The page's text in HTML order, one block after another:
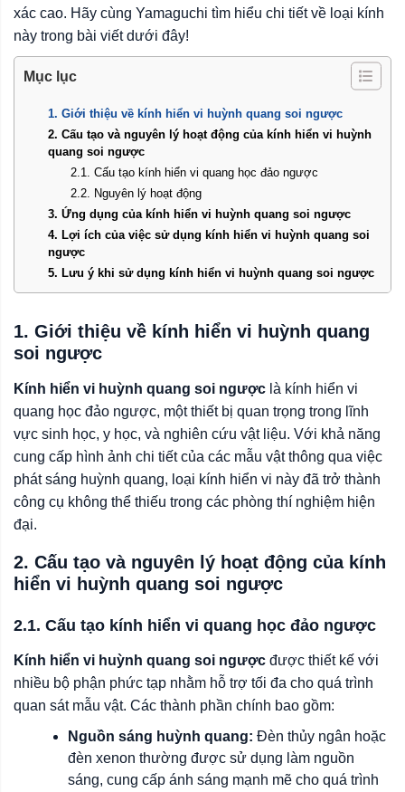
xác cao. Hãy cùng Yamaguchi tìm hiểu chi tiết về loại kính
này trong bài viết dưới đây!
Mục lục
1. Giới thiệu về kính hiển vi huỳnh quang soi ngược
2. Cấu tạo và nguyên lý hoạt động của kính hiển vi huỳnh
quang soi ngược
2.1. Cấu tạo kính hiển vi quang học đảo ngược
2.2. Nguyên lý hoạt động
3. Ứng dụng của kính hiển vi huỳnh quang soi ngược
4. Lợi ích của việc sử dụng kính hiển vi huỳnh quang soi
ngược
5. Lưu ý khi sử dụng kính hiển vi huỳnh quang soi ngược
1. Giới thiệu về kính hiển vi huỳnh quang
soi ngược
Kính hiển vi huỳnh quang soi ngược là kính hiển vi
quang học đảo ngược, một thiết bị quan trọng trong lĩnh
vực sinh học, y học, và nghiên cứu vật liệu. Với khả năng
cung cấp hình ảnh chi tiết của các mẫu vật thông qua việc
phát sáng huỳnh quang, loại kính hiển vi này đã trở thành
công cụ không thể thiếu trong các phòng thí nghiệm hiện
đại.
2. Cấu tạo và nguyên lý hoạt động của kính
hiển vi huỳnh quang soi ngược
2.1. Cấu tạo kính hiển vi quang học đảo ngược
Kính hiển vi huỳnh quang soi ngược được thiết kế với
nhiều bộ phận phức tạp nhằm hỗ trợ tối đa cho quá trình
quan sát mẫu vật. Các thành phần chính bao gồm:
Nguồn sáng huỳnh quang: Đèn thủy ngân hoặc
đèn xenon thường được sử dụng làm nguồn
sáng, cung cấp ánh sáng mạnh mẽ cho quá trình